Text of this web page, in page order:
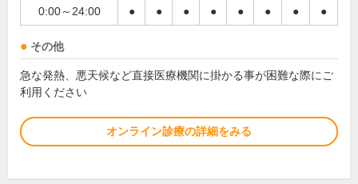
0:00～24:00 ● ● ● ● ● ● ● ●
その他
急な発熱、悪天候など直接医療機関に掛かる事が困難な際にご
利用ください
オンライン診療の詳細をみる